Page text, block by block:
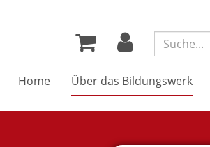
Suchbegriff:
Home Über das Bildungswerk